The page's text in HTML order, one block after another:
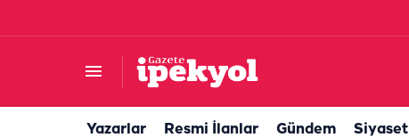
Yazarlar Resmi İlanlar Gündem Siyaset